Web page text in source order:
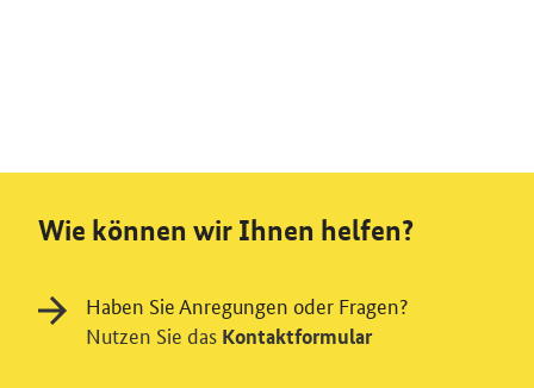
Wie können wir Ihnen helfen?
Haben Sie Anregungen oder Fragen?
Nutzen Sie das Kontaktformular